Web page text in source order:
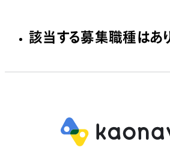
該当する募集職種はあり